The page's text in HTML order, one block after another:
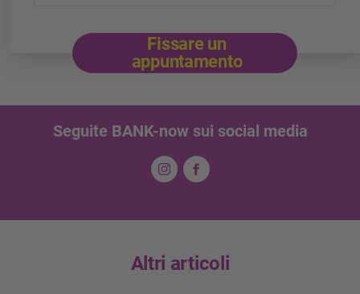
Fissare un
appuntamento
Seguite BANK-now sui social media
Altri articoli